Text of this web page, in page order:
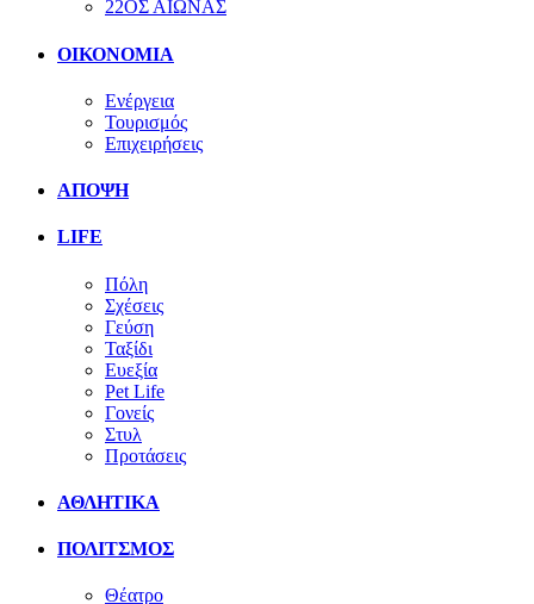
22ΟΣ ΑΙΩΝΑΣ
ΟΙΚΟΝΟΜΙΑ
Ενέργεια
Τουρισμός
Επιχειρήσεις
ΑΠΟΨΗ
LIFE
Πόλη
Σχέσεις
Γεύση
Ταξίδι
Ευεξία
Pet Life
Γονείς
Στυλ
Προτάσεις
ΑΘΛΗΤΙΚΑ
ΠΟΛΙΤΣΜΟΣ
Θέατρο